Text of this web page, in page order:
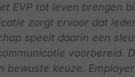
EVP tot leven brengen
zorgt ervoor dat
speelt daarin een
voorbereid.
bewuste keuze.